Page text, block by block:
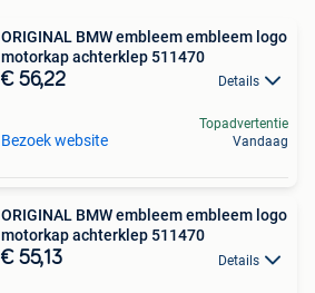
ORIGINAL BMW embleem embleem logo
motorkap achterklep 511470
€ 56,22 Details
Bezoek website
Topadvertentie
Vandaag
ORIGINAL BMW embleem embleem logo
motorkap achterklep 511470
€ 55,13 Details